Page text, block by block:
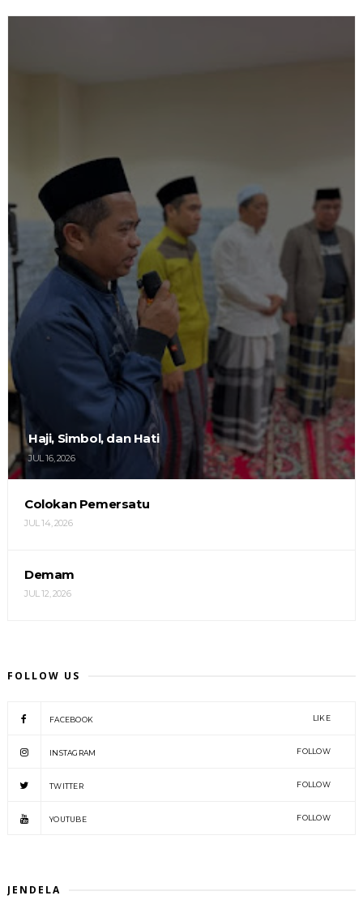
Haji, Simbol, dan Hati
JUL 16, 2026
Colokan Pemersatu
JUL 14, 2026
Demam
JUL 12, 2026
FOLLOW US
FACEBOOK LIKE
INSTAGRAM FOLLOW
TWITTER FOLLOW
YOUTUBE FOLLOW
JENDELA